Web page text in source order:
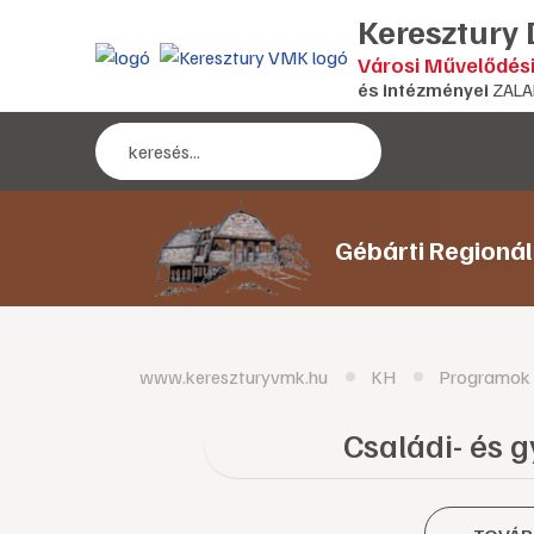
Keresztury
Városi
és intézményei
Gébárti
www.kereszturyvmk.hu KH Programok
Családi- és